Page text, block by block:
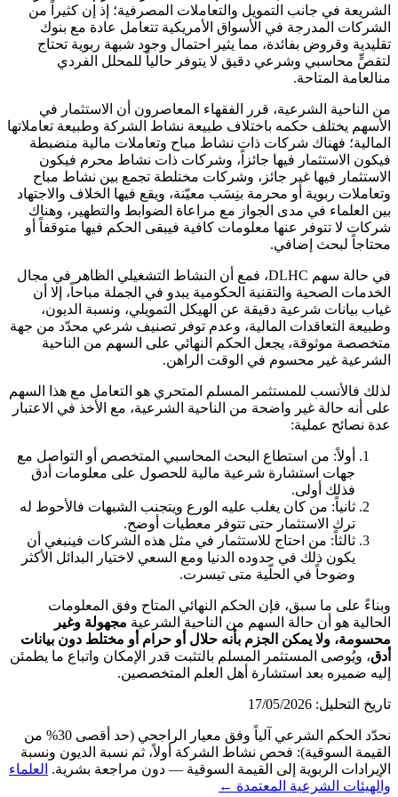
الشريعة في جانب التمويل والتعاملات المصرفية؛ إذ إن كثيراً من
الشركات المدرجة في الأسواق الأمريكية تتعامل عادة مع بنوك
تقليدية وقروض بفائدة، مما يثير احتمال وجود شبهة ربوية تحتاج
لتقصٍّ محاسبي وشرعي دقيق لا يتوفر حالياً للمحلل الفردي
منالعامة المتاحة.
من الناحية الشرعية، قرر الفقهاء المعاصرون أن الاستثمار في
الأسهم يختلف حكمه باختلاف طبيعة نشاط الشركة وطبيعة تعاملاتها
المالية؛ فهناك شركات ذات نشاط مباح وتعاملات مالية منضبطة
فيكون الاستثمار فيها جائزاً، وشركات ذات نشاط محرم فيكون
الاستثمار فيها غير جائز، وشركات مختلطة تجمع بين نشاط مباح
وتعاملات ربوية أو محرمة بنِسَب معيّنة، ويقع فيها الخلاف والاجتهاد
بين العلماء في مدى الجواز مع مراعاة الضوابط والتطهير، وهناك
شركات لا تتوفر عنها معلومات كافية فيبقى الحكم فيها متوقفاً أو
محتاجاً لبحث إضافي.
في حالة سهم DLHC، فمع أن النشاط التشغيلي الظاهر في مجال
الخدمات الصحية والتقنية الحكومية يبدو في الجملة مباحاً، إلا أن
غياب بيانات شرعية دقيقة عن الهيكل التمويلي، ونسبة الديون،
وطبيعة التعاقدات المالية، وعدم توفر تصنيف شرعي محدّد من جهة
متخصصة موثوقة، يجعل الحكم النهائي على السهم من الناحية
الشرعية غير محسوم في الوقت الراهن.
لذلك فالأنسب للمستثمر المسلم المتحري هو التعامل مع هذا السهم
على أنه حالة غير واضحةمن الناحية الشرعية، مع الأخذ في الاعتبار
عدة نصائح عملية:
أولاً: من استطاع البحث المحاسبي المتخصص أو التواصل مع
جهات استشارة شرعية مالية للحصول على معلومات أدق
فذلك أولى.
ثانياً: من كان يغلب عليه الورع ويتجنب الشبهات فالأحوط له
ترك الاستثمار حتى تتوفر معطيات أوضح.
ثالثاً: من احتاج للاستثمار في مثل هذه الشركات فينبغي أن
يكون ذلك في حدوده الدنيا ومع السعي لاختيار البدائل الأكثر
وضوحاً في الحلّية متى تيسرت.
وبناءً على ما سبق، فإن الحكم النهائي المتاح وفق المعلومات
الحالية هو أن حالة السهم من الناحية الشرعية مجهولة وغير
محسومة، ولا يمكن الجزم بأنه حلال أو حرام أو مختلط دون بيانات
أدق، ويُوصى المستثمر المسلم بالتثبت قدر الإمكان واتباع ما يطمئن
إليه ضميره بعد استشارة أهل العلم المتخصصين.
تاريخ التحليل: 17/05/2026
نحدّد الحكم الشرعي آلياً وفق معيار الراجحي (حد أقصى 30% من
القيمة السوقية): فحص نشاط الشركة أولاً، ثم نسبة الديون ونسبة
الإيرادات الربوية إلى القيمة السوقية — دون مراجعة بشرية. العلماء
والهيئات الشرعية المعتمدة ←